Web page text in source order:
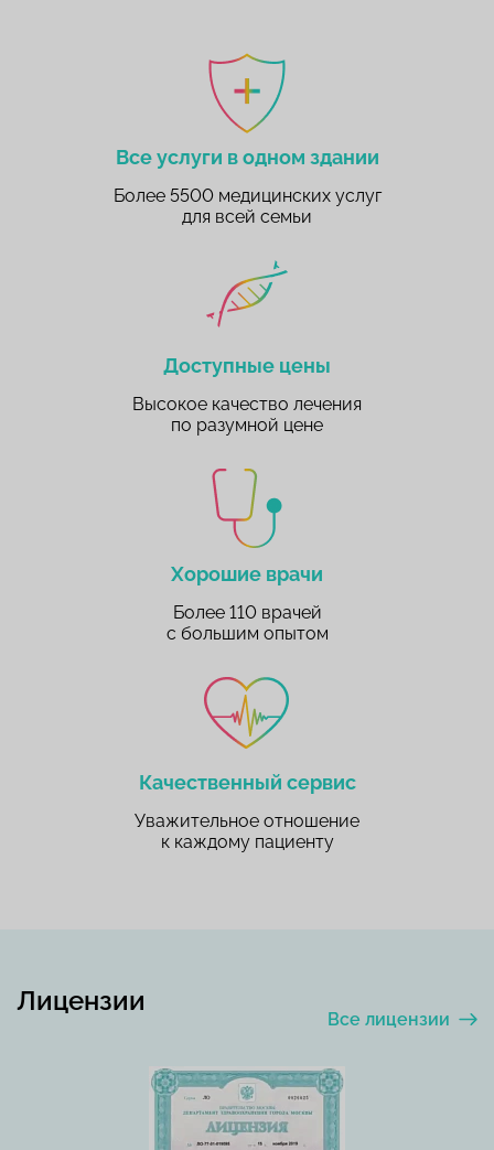
Все услуги в одном здании
Более 5500 медицинских услуг
для всей семьи
Доступные цены
Высокое качество лечения
по разумной цене
Хорошие врачи
Более 110 врачей
с большим опытом
Качественный сервис
Уважительное отношение
к каждому пациенту
Лицензии
Все лицензии